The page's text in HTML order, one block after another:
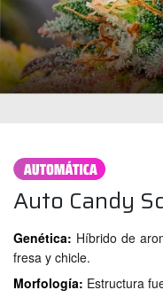
Auto Candy
Genética: Híbrido de
fresa y chicle.
Morfología: Estructura